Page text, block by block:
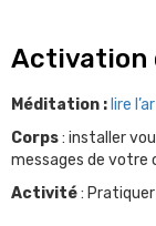
Activation
Méditation : lire
Corps: installer
messages de votre
Activité: